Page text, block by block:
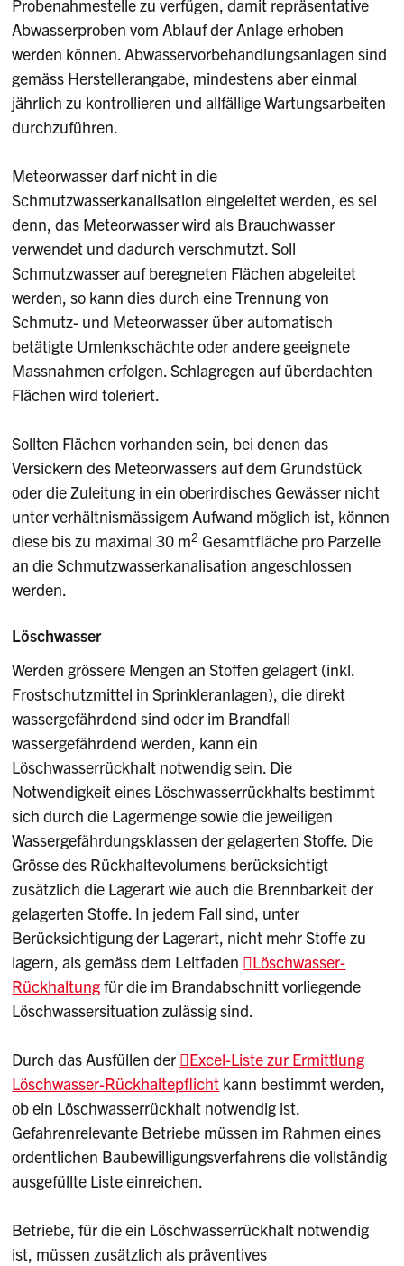
Probenahmestelle zu verfügen, damit repräsentative
Abwasserproben vom Ablauf der Anlage erhoben
werden können. Abwasservorbehandlungsanlagen sind
gemäss Herstellerangabe, mindestens aber einmal
jährlich zu kontrollieren und allfällige Wartungsarbeiten
durchzuführen.
Meteorwasser darf nicht in die
Schmutzwasserkanalisation eingeleitet werden, es sei
denn, das Meteorwasser wird als Brauchwasser
verwendet und dadurch verschmutzt. Soll
Schmutzwasser auf beregneten Flächen abgeleitet
werden, so kann dies durch eine Trennung von
Schmutz- und Meteorwasser über automatisch
betätigte Umlenkschächte oder andere geeignete
Massnahmen erfolgen. Schlagregen auf überdachten
Flächen wird toleriert.
Sollten Flächen vorhanden sein, bei denen das
Versickern des Meteorwassers auf dem Grundstück
oder die Zuleitung in ein oberirdisches Gewässer nicht
unter verhältnismässigem Aufwand möglich ist, können
diese bis zu maximal 30 m2 Gesamtfläche pro Parzelle
an die Schmutzwasserkanalisation angeschlossen
werden.
Löschwasser
Werden grössere Mengen an Stoffen gelagert (inkl.
Frostschutzmittel in Sprinkleranlagen), die direkt
wassergefährdend sind oder im Brandfall
wassergefährdend werden, kann ein
Löschwasserrückhalt notwendig sein. Die
Notwendigkeit eines Löschwasserrückhalts bestimmt
sich durch die Lagermenge sowie die jeweiligen
Wassergefährdungsklassen der gelagerten Stoffe. Die
Grösse des Rückhaltevolumens berücksichtigt
zusätzlich die Lagerart wie auch die Brennbarkeit der
gelagerten Stoffe. In jedem Fall sind, unter
Berücksichtigung der Lagerart, nicht mehr Stoffe zu
lagern, als gemäss dem Leitfaden
Löschwasser-
Rückhaltungfür die im Brandabschnitt vorliegende
Löschwassersituation zulässig sind.
Durch das Ausfüllen der
Excel-Liste zur Ermittlung
Löschwasser-Rückhaltepflicht kann bestimmt werden,
ob ein Löschwasserrückhalt notwendig ist.
Gefahrenrelevante Betriebe müssen im Rahmen eines
ordentlichen Baubewilligungsverfahrens die vollständig
ausgefüllte Liste einreichen.
Betriebe, für die ein Löschwasserrückhalt notwendig
ist, müssen zusätzlich als präventives